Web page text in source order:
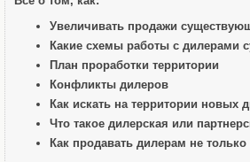
Увеличивать продажи
Какие схемы работы с дилерами
План проработки территории
Конфликты дилеров
Как искать на территории новых
Что такое дилерская или
Как продавать дилерам не